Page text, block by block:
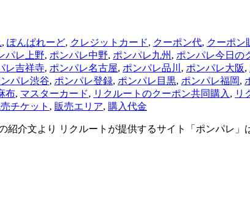
, ぽんぱれーど, クレジットカード, クーポン代, クーポン
パレ上野, ポンパレ中野, ポンパレ九州 , ポンパレ今日の
レ吉祥寺, ポンパレ名古屋, ポンパレ品川 , ポンパレ大阪,
パレ渋谷, ポンパレ登録, ポンパレ目黒, ポンパレ福岡,
布, マスターカード, リクルートのクーポン共同購入 , リ
チケット , 販売エリア, 購入代金
介文より リクルートが提供するサイト「ポンパレ